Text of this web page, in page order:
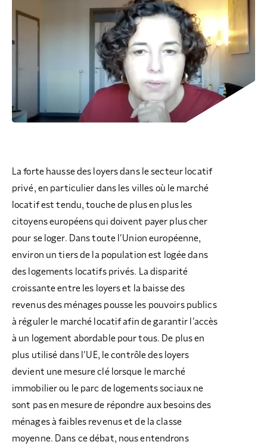
NOS AMIS, PARRAINS ET MARRAINES
NOS FONDATIONS ABRITÉES
NOS ÉVÉNEMENTS
NOUS REJOINDRE
ACCUEILLIR, ACCOMPAGNER, LOGER
SOUTENIR L’ENGAGEMENT DES HABITANTS
DÉFENDRE L’ACCÈS AUX DROITS
DONNER LES MOYENS D’AGIR
RAPPORTS SUR L’ÉTAT DU MAL-LOGEMENT
S’ENGAGER AUTREMENT
FAIRE UN DON IFI
PARTENARIATS ENTREPRISES
RÉDUCTIONS FISCALES
La forte hausse des loyers dans le secteur locatif
privé, en particulier dans les villes où le marché
locatif est tendu, touche de plus en plus les
citoyens européens qui doivent payer plus cher
pour se loger. Dans toute l’Union européenne,
environ un tiers de la population est logée dans
des logements locatifs privés. La disparité
croissante entre les loyers et la baisse des
revenus des ménages pousse les pouvoirs publics
à réguler le marché locatif afin de garantir l’accès
à un logement abordable pour tous. De plus en
plus utilisé dans l’UE, le contrôle des loyers
devient une mesure clé lorsque le marché
immobilier ou le parc de logements sociaux ne
sont pas en mesure de répondre aux besoins des
ménages à faibles revenus et de la classe
moyenne. Dans ce débat, nous entendrons